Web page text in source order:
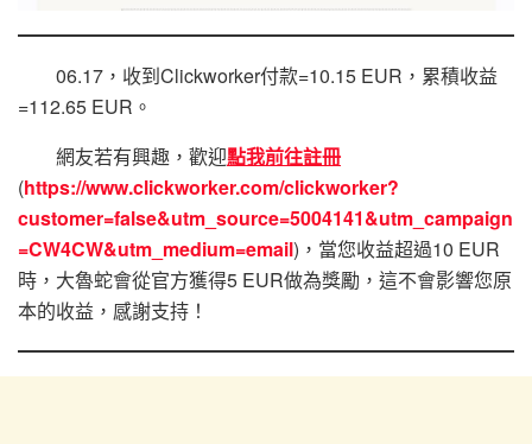
06.17，收到Clickworker付款=10.15 EUR，累積收益
=112.65 EUR。
網友若有興趣，歡迎點我前往註冊
(https://www.clickworker.com/clickworker?
customer=false&utm_source=5004141&utm_campaign
=CW4CW&utm_medium=email)，當您收益超過10 EUR
時，大魯蛇會從官方獲得5 EUR做為獎勵，這不會影響您原
本的收益，感謝支持！